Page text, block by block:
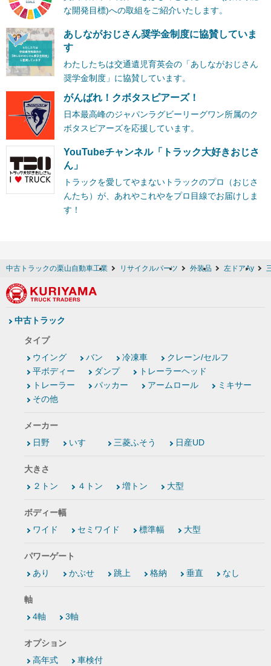
な開発目標)への取組をご紹介いたします。
あしながおじさん奨学金制度に協賛していま
す
わたしたちは交通遺児育英会の「あしながおじさん
奨学金制度」に協賛しています。
がんばれ！クボタスピアーズ！
日本最高峰のジャパンラグビーリーグワン所属のク
ボタスピアーズを応援しています。
YouTubeチャンネル「トラック大好きおじさ
ん」
トラックを愛してやまないトラックのプロ（おじさ
んたち）が、あれやこれやをプロ目線でお届けしま
す！
中古トラックの栗山自動車工業 リサイクルパーツ 外装品 左ドアAy
中古トラック
タイプ
ウイング
バン 冷凍車
クレーン/セルフ
平ボディー
ダンプ
トレーラーヘッド
トレーラー
パッカー アームロール
ミキサー
その他
メーカー
日野
いすゞ 三菱ふそう 日産UD
大きさ
２トン
４トン 増トン 大型
ボディー幅
ワイド
セミワイド 標準幅 大型
パワーゲート
あり
かぶせ 跳上 格納 垂直 なし
軸
4軸
3軸
オプション
高年式
車検付